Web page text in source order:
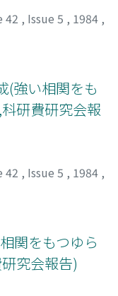
42 , Issue 5 , 1984 ,
(強い相関をも
研費研究会報
42 , Issue 5 , 1984 ,
関をもつゆら
究会報告)